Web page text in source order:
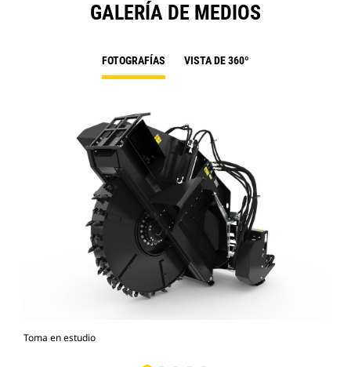
GALERÍA DE MEDIOS
FOTOGRAFÍAS VISTA DE 360º
Toma en estudio